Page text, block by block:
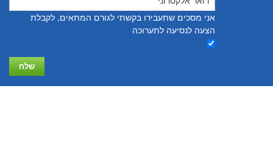
אני מסכים שתעבירו בקשתי לגורם המתאים, לקבלת
הצעה לנסיעה לתערוכה